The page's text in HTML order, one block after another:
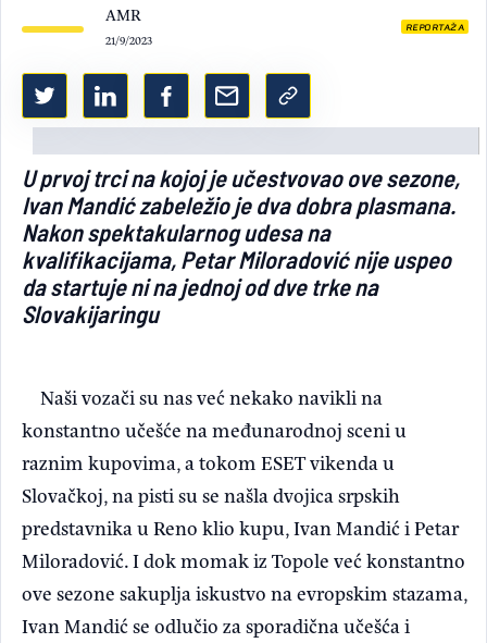
AMR
21/9/2023
REPORTAŽA
U prvoj trci na kojoj je učestvovao ove sezone,
Ivan Mandić zabeležio je dva dobra plasmana.
Nakon spektakularnog udesa na
kvalifikacijama, Petar Miloradović nije uspeo
da startuje ni na jednoj od dve trke na
Slovakijaringu
Naši vozači su nas već nekako navikli na
konstantno učešće na međunarodnoj sceni u
raznim kupovima, a tokom ESET vikenda u
Slovačkoj, na pisti su se našla dvojica srpskih
predstavnika u Reno klio kupu, Ivan Mandić i Petar
Miloradović. I dok momak iz Topole već konstantno
ove sezone sakuplja iskustvo na evropskim stazama,
Ivan Mandić se odlučio za sporadična učešća i